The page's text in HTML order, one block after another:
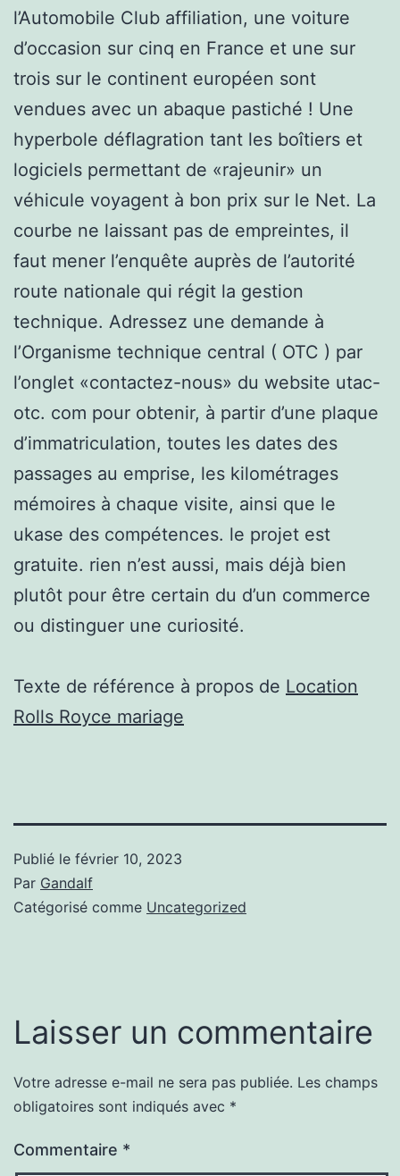
l’Automobile Club affiliation, une voiture
d’occasion sur cinq en France et une sur
trois sur le continent européen sont
vendues avec un abaque pastiché ! Une
hyperbole déflagration tant les boîtiers et
logiciels permettant de «rajeunir» un
véhicule voyagent à bon prix sur le Net. La
courbe ne laissant pas de empreintes, il
faut mener l’enquête auprès de l’autorité
route nationale qui régit la gestion
technique. Adressez une demande à
l’Organisme technique central ( OTC ) par
l’onglet «contactez-nous» du website utac-
otc. com pour obtenir, à partir d’une plaque
d’immatriculation, toutes les dates des
passages au emprise, les kilométrages
mémoires à chaque visite, ainsi que le
ukase des compétences. le projet est
gratuite. rien n’est aussi, mais déjà bien
plutôt pour être certain du d’un commerce
ou distinguer une curiosité.
Texte de référence à propos de Location
Rolls Royce mariage
Publié le février 10, 2023
Par Gandalf
Catégorisé comme Uncategorized
Laisser un commentaire
Votre adresse e-mail ne sera pas publiée. Les champs
obligatoires sont indiqués avec *
Commentaire *